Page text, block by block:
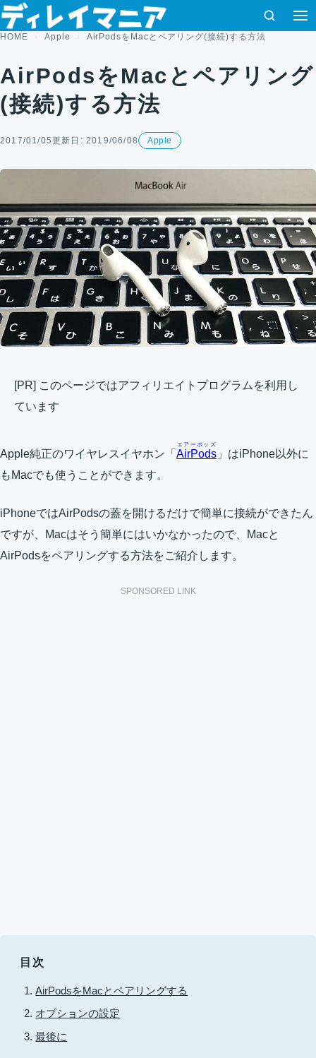
コンテンツへスキップ
検索
HOME Apple AirPodsをMacとペアリング(接続)する方法
AirPodsをMacとペアリング
(接続)する方法
2017/01/05更新日: 2019/06/08 Apple
[PR] このページではアフィリエイトプログラムを利用し
ています
Apple純正のワイヤレスイヤホン「 AirPods
エアーポッズ
」はiPhone以外に
もMacでも使うことができます。
iPhoneではAirPodsの蓋を開けるだけで簡単に接続ができたん
ですが、Macはそう簡単にはいかなかったので、Macと
AirPodsをペアリングする方法をご紹介します。
SPONSORED LINK
目次
AirPodsをMacとペアリングする
オプションの設定
最後に